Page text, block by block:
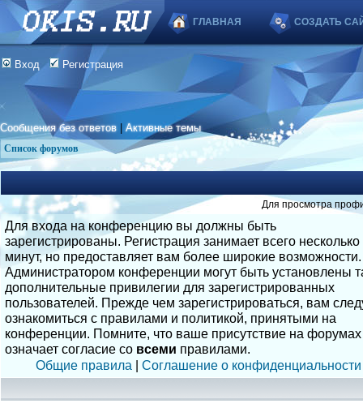
ГЛАВНАЯ СОЗДАТЬ
Вход Регистрация
Сообщения без ответов |Активные темы
Список форумов
Для просмотра
Для входа на конференцию вы должны быть
зарегистрированы. Регистрация занимает всего несколько
минут, но предоставляет вам более широкие возможности.
Администратором конференции могут быть установлены
дополнительные привилегии для зарегистрированных
пользователей. Прежде чем зарегистрироваться, вам
ознакомиться с правилами и политикой, принятыми на
конференции. Помните, что ваше присутствие на форумах
означает согласие со всеми правилами.
Общие правила | Соглашение о конфиденциальности